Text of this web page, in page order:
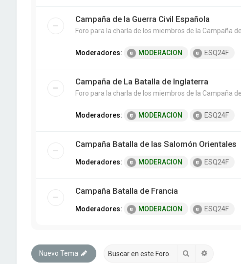
Campaña de la Guerra Civil Española
Foro para la charla de los miembros de la Campaña
Moderadores: MODERACION ESQ24F
Campaña de La Batalla de Inglaterra
Foro para la charla de los miembros de la Campaña
Moderadores: MODERACION ESQ24F
Campaña Batalla de las Salomón Orientales
Moderadores: MODERACION ESQ24F
Campaña Batalla de Francia
Moderadores: MODERACION ESQ24F
Nuevo Tema Buscar